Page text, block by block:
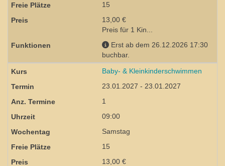
15
13,00 €
Preis für 1 Kin...
Erst ab dem 26.12.2026 17:30
buchbar.
Baby- & Kleinkinderschwimmen
23.01.2027 - 23.01.2027
1
09:00
Samstag
15
13,00 €